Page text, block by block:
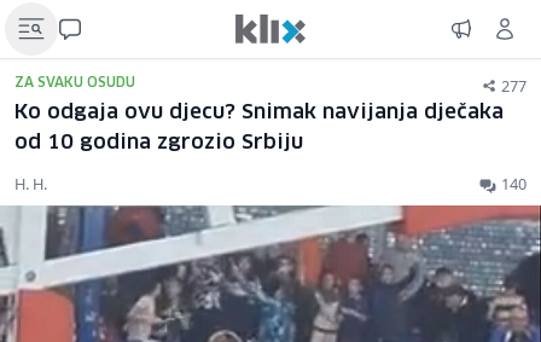
ZA SVAKU OSUDU 277
Ko odgaja ovu djecu? Snimak navijanja dječaka
od 10 godina zgrozio Srbiju
H. H. 140